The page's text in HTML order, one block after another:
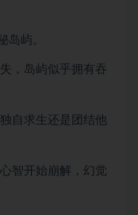
岛屿。
，岛屿似乎拥有吞
自求生还是团结他
智开始崩解，幻觉